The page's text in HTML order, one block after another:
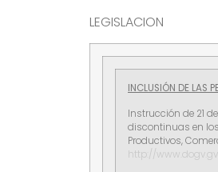
LEGISLACION
INCLUSIÓN DE LAS
Instrucción de 21
discontinuas en
Productivos,
http://